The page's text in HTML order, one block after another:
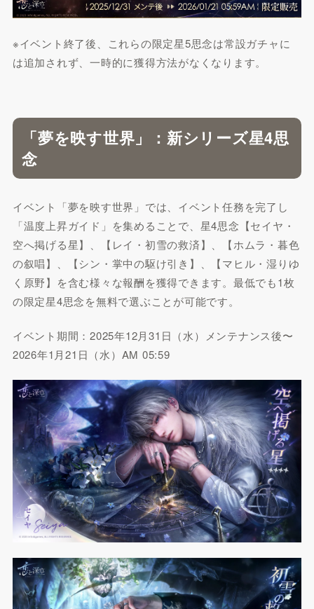
※イベント終了後、これらの限定星5思念は常設ガチャに
は追加されず、一時的に獲得方法がなくなります。
「夢を映す世界」：新シリーズ星4思
念
イベント「夢を映す世界」では、イベント任務を完了し
「温度上昇ガイド」を集めることで、星4思念【セイヤ・
空へ掲げる星】、【レイ・初雪の救済】、【ホムラ・暮色
の叙唱】、【シン・掌中の駆け引き】、【マヒル・湿りゆ
く原野】を含む様々な報酬を獲得できます。最低でも1枚
の限定星4思念を無料で選ぶことが可能です。
イベント期間：2025年12月31日（水）メンテナンス後〜
2026年1月21日（水）AM 05:59